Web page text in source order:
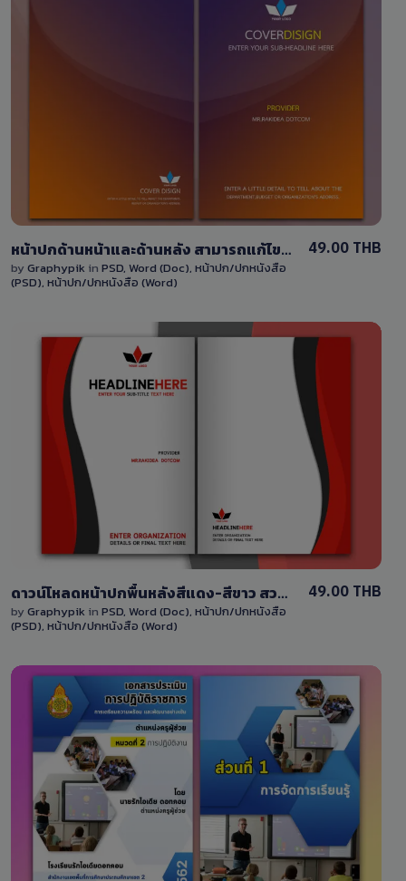
หน้าปกด้านหน้าและด้านหลัง สามารถแก้ไขได้พร้อมใช้งาน ไฟล์ PSD และ ไฟล์ Word ออกแบบไล่สีแบบพรีเมี่ยม
by Graphypik in PSD, Word (Doc), หน้าปก/ปกหนังสือ
(PSD), หน้าปก/ปกหนังสือ (Word)
49.00 THB
ดาวน์โหลดหน้าปกพื้นหลังสีแดง-สีขาว สวยๆ สามารถแก้ไขได้ พร้อมไฟล์ Word และ PSD
by Graphypik in PSD, Word (Doc), หน้าปก/ปกหนังสือ
(PSD), หน้าปก/ปกหนังสือ (Word)
49.00 THB
View Details
14 Sales